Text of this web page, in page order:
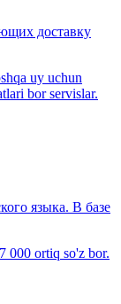
доставку
uy uchun
bor servislar.
языка. В базе
000 ortiq so'z bor.